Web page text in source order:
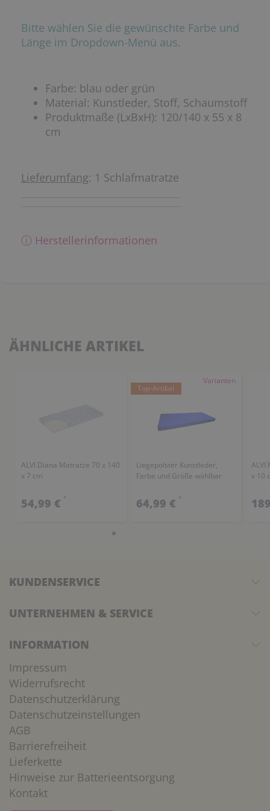
Bitte wählen Sie die gewünschte Farbe und
Länge im Dropdown-Menü aus.
Farbe: blau oder grün
Material: Kunstleder, Stoff, Schaumstoff
Produktmaße (LxBxH): 120/140 x 55 x 8
cm
Lieferumfang: 1 Schlafmatratze
ⓘ Herstellerinformationen
ÄHNLICHE ARTIKEL
ALVI Diana Matratze 70 x 140
x 7 cm
54,99 € *
Varianten
Top-Artikel
Liegepolster Kunstleder,
Farbe und Größe wählbar
64,99 € *
ALVI
x 10
KUNDENSERVICE
UNTERNEHMEN & SERVICE
INFORMATION
Impressum
Widerrufsrecht
Datenschutzerklärung
Datenschutzeinstellungen
AGB
Barrierefreiheit
Lieferkette
Hinweise zur Batterieentsorgung
Kontakt